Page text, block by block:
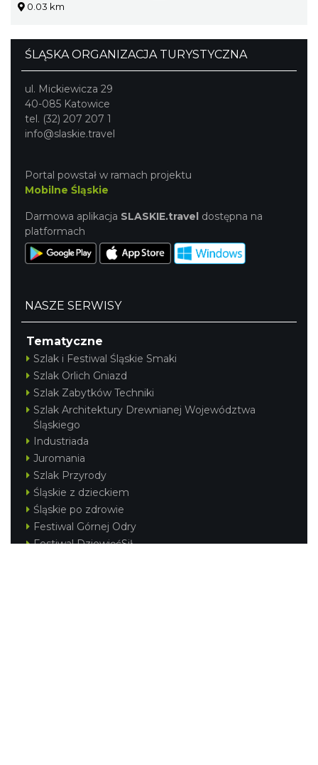
0.03 km
ŚLĄSKA ORGANIZACJA TURYSTYCZNA
ul. Mickiewicza 29
40-085 Katowice
tel. (32) 207 207 1
info@slaskie.travel
Portal powstał w ramach projektu
Mobilne Śląskie
Darmowa aplikacja SLASKIE.travel dostępna na
platformach
NASZE SERWISY
Tematyczne
Szlak i Festiwal Śląskie Smaki
Szlak Orlich Gniazd
Szlak Zabytków Techniki
Szlak Architektury Drewnianej Województwa
Śląskiego
Industriada
Juromania
Szlak Przyrody
Śląskie z dzieckiem
Śląskie po zdrowie
Festiwal Górnej Odry
Festiwal DziewięćSił